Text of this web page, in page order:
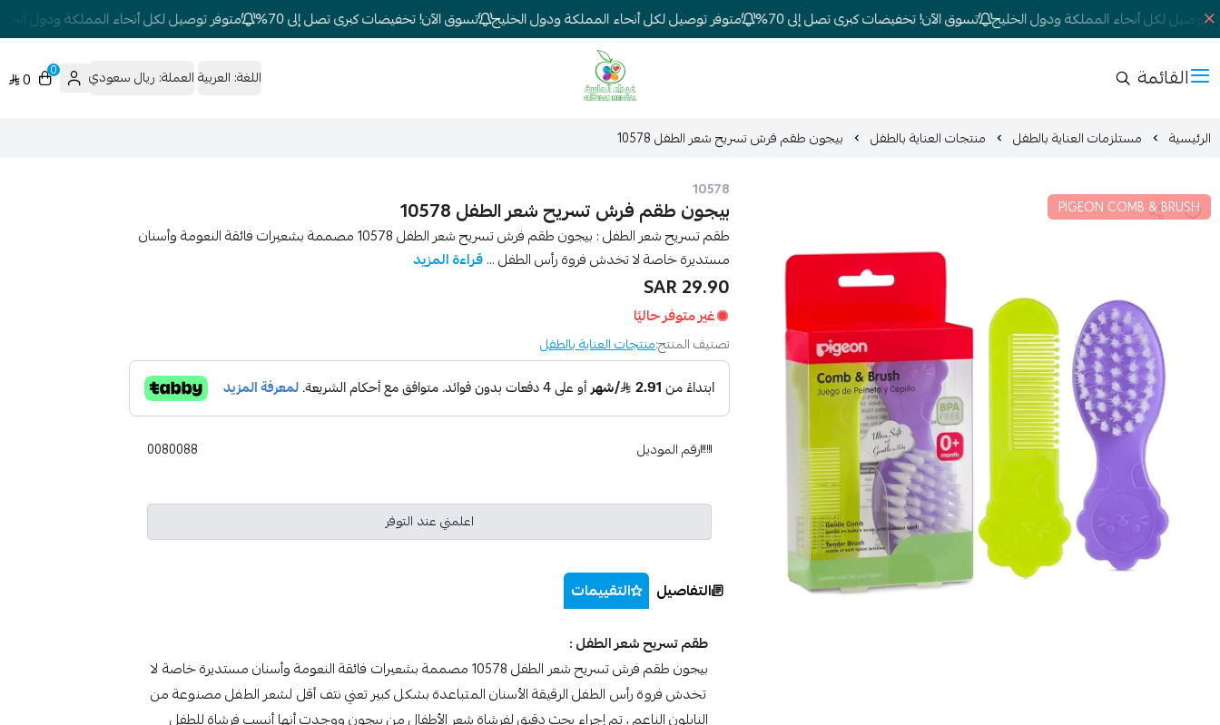
لكل أنحاء المملكة ودول الخليج تسوق الآن! تخفيضات كبرى تصل إلى 70% متوفر توصيل لكل أنحاء المملكة ودول الخليج تسوق الآن! تخفيضات كبرى تصل إلى 70% متوفر توصيل لكل أنحاء المملكة ودول الخليج
القائمة شركة غيداء المتطورة الطبية اللغة: العربيةالعملة: ريال سعودي 0
0
الرئيسية مستلزمات العناية بالطفل منتجات العناية بالطفل بيجون طقم فرش تسريح شعر الطفل 10578
PIGEON COMB & BRUSH
10578
بيجون طقم فرش تسريح شعر الطفل 10578
طقم تسريح شعر الطفل : بيجون طقم فرش تسريح شعر الطفل 10578 مصممة بشعيرات فائقة النعومة وأسنان
مستديرة خاصة لا تخدش فروة رأس الطفل ...قراءة المزيد
29.90 SAR
غير متوفر حاليًا
تصنيف المنتج:منتجات العناية بالطفل
رقم الموديل 0080088
اعلمني عند التوفر
التفاصيل التقييمات
طقم تسريح شعر الطفل :
بيجون طقم فرش تسريح شعر الطفل 10578 مصممة بشعيرات فائقة النعومة وأسنان مستديرة خاصة لا
تخدش فروة رأس الطفل الرقيقة الأسنان المتباعدة بشكل كبير تعني نتف أقل لشعر الطفل مصنوعة من
النايلون الناعم ، تم إجراء بحث دقيق لفرشاة شعر الأطفال من بيجون ووجدت أنها أنسب فرشاة للطفل